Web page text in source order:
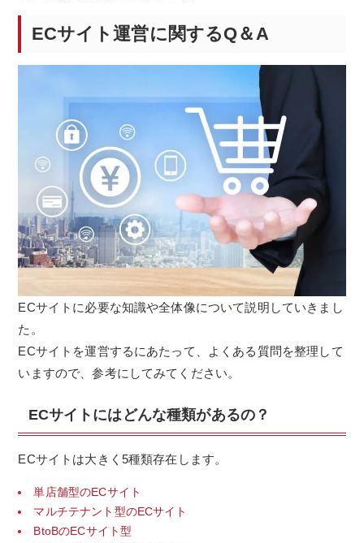
ECサイト運営に関するQ＆A
ECサイトに必要な知識や全体像について説明していきまし
た。
ECサイトを運営するにあたって、よくある質問を整理して
いますので、参考にしてみてください。
ECサイトにはどんな種類があるの？
ECサイトは大きく5種類存在します。
単店舗型のECサイト
マルチテナント型のECサイト
BtoBのECサイト型